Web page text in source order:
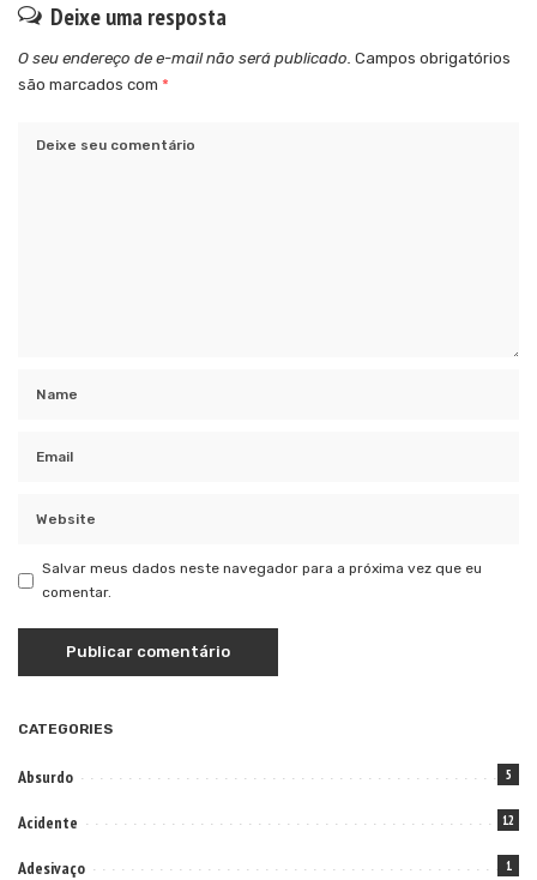
Deixe uma resposta
O seu endereço de e-mail não será publicado. Campos obrigatórios
são marcados com *
Salvar meus dados neste navegador para a próxima vez que eu
comentar.
CATEGORIES
Absurdo 5
Acidente 12
Adesivaço 1